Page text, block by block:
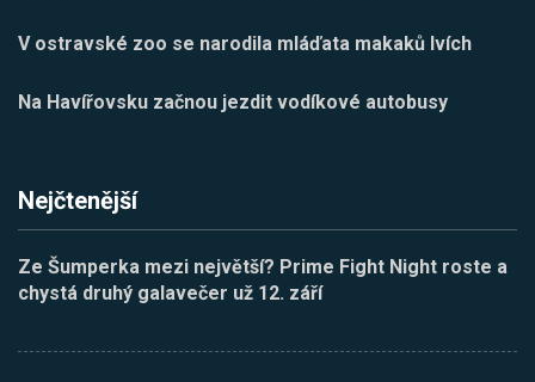
V ostravské zoo se narodila mláďata makaků lvích
Na Havířovsku začnou jezdit vodíkové autobusy
Nejčtenější
Ze Šumperka mezi největší? Prime Fight Night roste a
chystá druhý galavečer už 12. září